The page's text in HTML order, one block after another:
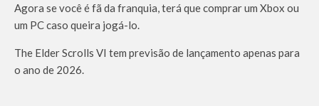
Agora se você é fã da franquia, terá que comprar um Xbox ou
um PC caso queira jogá-lo.
The Elder Scrolls VI tem previsão de lançamento apenas para
o ano de 2026.